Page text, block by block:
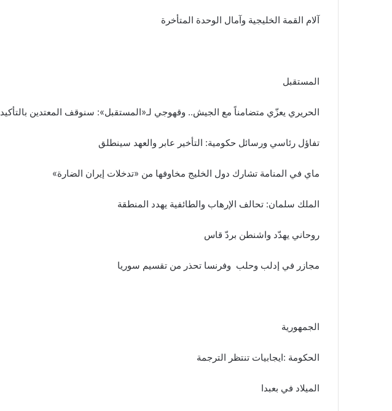
آلام القمة الخليجية وآمال الوحدة المتأخرة
المستقبل
الحريري يعزّي متضامناً مع الجيش.. وقهوجي لـ«المستقبل»: سنوقف المعتدين بالتأكيد
تفاؤل رئاسي ورسائل حكومية: التأخير عابر والعهد سينطلق
ماي في المنامة تشارك دول الخليج مخاوفها من «تدخلات إيران الضارة»
الملك سلمان: تحالف الإرهاب والطائفية يهدد المنطقة
روحاني يهدّد واشنطن بردّ قاس
مجازر في إدلب وحلب وفرنسا تحذر من تقسيم سوريا
الجمهورية
الحكومة :ايجابيات تنتظر الترجمة
الميلاد في بعبدا